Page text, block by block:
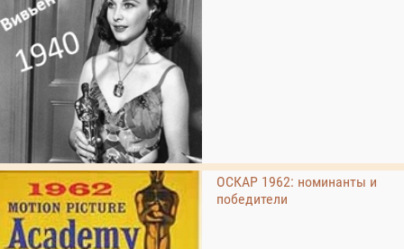
ОСКАР 1962: номинанты и
победители